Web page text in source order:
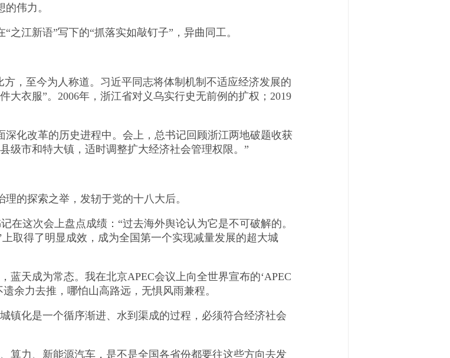
伟力。
江新语”写下的“抓落实如敲钉子”，异曲同工。
，至今为人称道。习近平同志将体制机制不适应经济发展的
大衣服”。2006年，浙江省对义乌实行史无前例的扩权；2019
化改革的历史进程中。会上，总书记回顾浙江两地破题收获
级市和特大镇，适时调整扩大经济社会管理权限。”
探索之举，发轫于党的十八大后。
这次会上盘点成绩：“过去海外舆论认为它是不可破解的。
取得了明显成效，成为全国第一个实现减量发展的超大城
天成为常态。我在北京APEC会议上向全世界宣布的‘APEC
余力去推，哪怕山高路远，无惧风雨兼程。
化是一个循序渐进、水到渠成的过程，必须符合经济社会
力、新能源汽车，是不是全国各省份都要往这些方向去发